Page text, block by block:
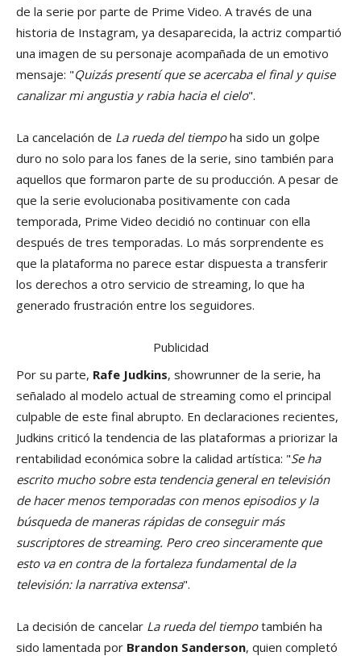
de la serie por parte de Prime Video. A través de una
historia de Instagram, ya desaparecida, la actriz compartió
una imagen de su personaje acompañada de un emotivo
mensaje: "Quizás presentí que se acercaba el final y quise
canalizar mi angustia y rabia hacia el cielo".
La cancelación de La rueda del tiempoha sido un golpe
duro no solo para los fanes de la serie, sino también para
aquellos que formaron parte de su producción. A pesar de
que la serie evolucionaba positivamente con cada
temporada, Prime Video decidió no continuar con ella
después de tres temporadas. Lo más sorprendente es
que la plataforma no parece estar dispuesta a transferir
los derechos a otro servicio de streaming, lo que ha
generado frustración entre los seguidores.
Publicidad
Por su parte, Rafe Judkins, showrunner de la serie, ha
señalado al modelo actual de streaming como el principal
culpable de este final abrupto. En declaraciones recientes,
Judkins criticó la tendencia de las plataformas a priorizar la
rentabilidad económica sobre la calidad artística: "Se ha
escrito mucho sobre esta tendencia general en televisión
de hacer menos temporadas con menos episodios y la
búsqueda de maneras rápidas de conseguir más
suscriptores de streaming. Pero creo sinceramente que
esto va en contra de la fortaleza fundamental de la
televisión: la narrativa extensa".
La decisión de cancelar La rueda del tiempotambién ha
sido lamentada por Brandon Sanderson, quien completó